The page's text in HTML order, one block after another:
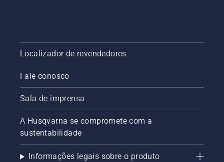
Localizador de revendedores
Fale conosco
Sala de imprensa
A Husqvarna se compromete com a
sustentabilidade
Informações legais sobre o produto